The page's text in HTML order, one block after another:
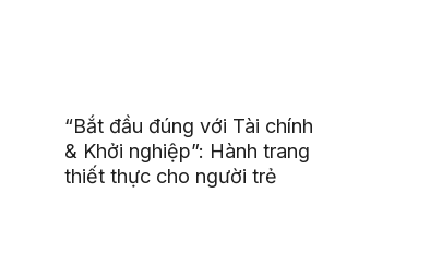
“Bắt đầu đúng với Tài chính
& Khởi nghiệp”: Hành trang
thiết thực cho người trẻ